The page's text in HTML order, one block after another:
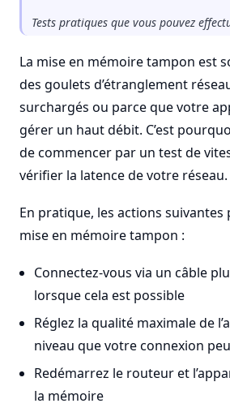
Tests pratiques que vous pouvez
La mise en mémoire tampon est
des goulets d’étranglement
surchargés ou parce que votre
gérer un haut débit. C’est
de commencer par un test de
vérifier la latence de votre réseau.
En pratique, les actions
mise en mémoire tampon :
Connectez-vous via un câble
lorsque cela est possible
Réglez la qualité maximale de
niveau que votre connexion
Redémarrez le routeur et
la mémoire